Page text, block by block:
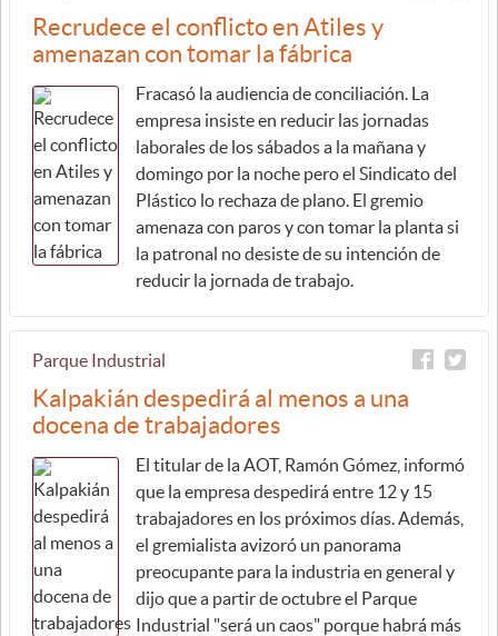
Recrudece el conflicto en Atiles y
amenazan con tomar la fábrica
Fracasó la audiencia de conciliación. La
empresa insiste en reducir las jornadas
laborales de los sábados a la mañana y
domingo por la noche pero el Sindicato del
Plástico lo rechaza de plano. El gremio
amenaza con paros y con tomar la planta si
la patronal no desiste de su intención de
reducir la jornada de trabajo.
Parque Industrial
Kalpakián despedirá al menos a una
docena de trabajadores
El titular de la AOT, Ramón Gómez, informó
que la empresa despedirá entre 12 y 15
trabajadores en los próximos días. Además,
el gremialista avizoró un panorama
preocupante para la industria en general y
dijo que a partir de octubre el Parque
Industrial "será un caos" porque habrá más